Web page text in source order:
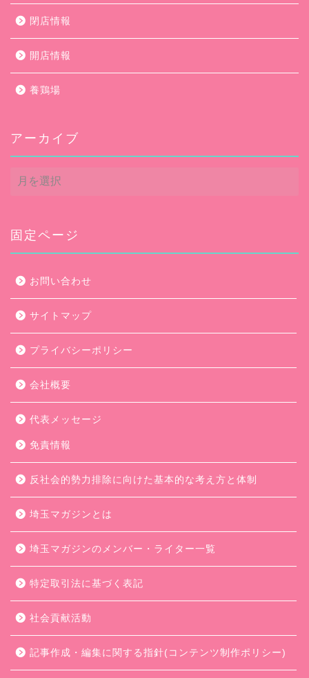
閉店情報
開店情報
養鶏場
アーカイブ
ア
ー
ブ
固定ページ
お問い合わせ
サイトマップ
プライバシーポリシー
会社概要
代表メッセージ
免責情報
反社会的勢力排除に向けた基本的な考え方と体制
埼玉マガジンとは
埼玉マガジンのメンバー・ライター一覧
特定取引法に基づく表記
社会貢献活動
記事作成・編集に関する指針(コンテンツ制作ポリシー)